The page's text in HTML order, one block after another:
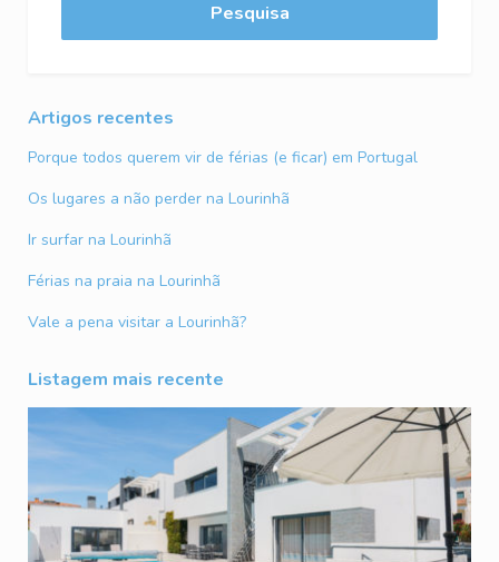
Pesquisa
Artigos recentes
Porque todos querem vir de férias (e ficar) em Portugal
Os lugares a não perder na Lourinhã
Ir surfar na Lourinhã
Férias na praia na Lourinhã
Vale a pena visitar a Lourinhã?
Listagem mais recente